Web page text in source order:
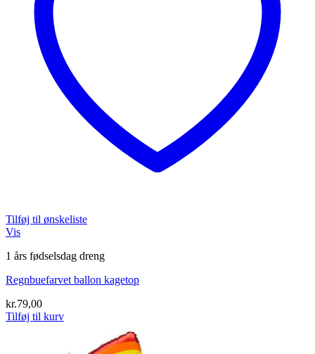
Tilføj til ønskeliste
Vis
1 års fødselsdag dreng
Regnbuefarvet ballon kagetop
kr.79,00
Tilføj til kurv